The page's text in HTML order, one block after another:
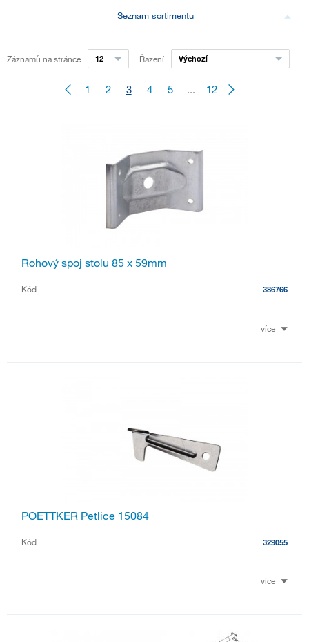
Seznam sortimentu
Záznamů na stránce 12 Řazení Výchozí
1 2 3 4 5 ... 12
Rohový spoj stolu 85 x 59mm
Kód 386766
více
POETTKER Petlice 15084
Kód 329055
více